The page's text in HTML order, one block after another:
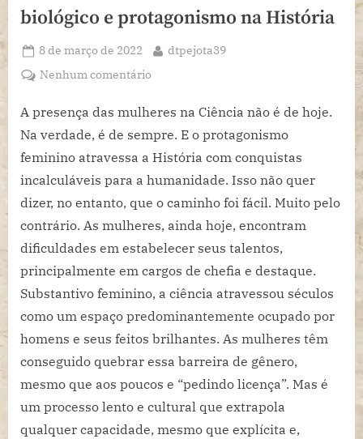
biológico e protagonismo na História
Posted
on
8 de março de 2022 By
dtpejota39
Nenhum comentário
na
Ciência:
biológico
e
protagonismo
na
História
A presença das mulheres na Ciência não é de hoje.
Na verdade, é de sempre. E o protagonismo
feminino atravessa a História com conquistas
incalculáveis para a humanidade. Isso não quer
dizer, no entanto, que o caminho foi fácil. Muito pelo
contrário. As mulheres, ainda hoje, encontram
dificuldades em estabelecer seus talentos,
principalmente em cargos de chefia e destaque.
Substantivo feminino, a ciência atravessou séculos
como um espaço predominantemente ocupado por
homens e seus feitos brilhantes. As mulheres têm
conseguido quebrar essa barreira de gênero,
mesmo que aos poucos e “pedindo licença”. Mas é
um processo lento e cultural que extrapola
qualquer capacidade, mesmo que explícita e,